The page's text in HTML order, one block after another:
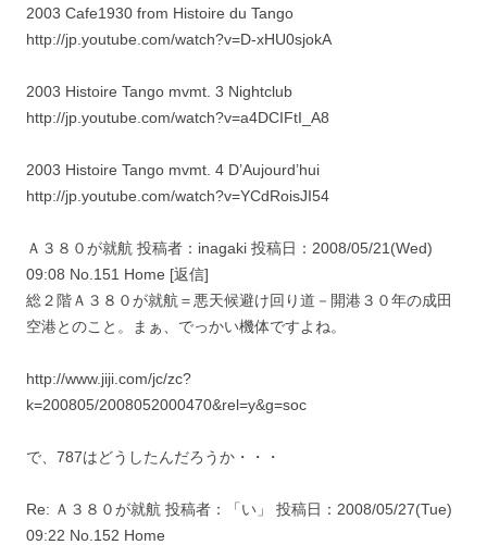
2003 Cafe1930 from Histoire du Tango
http://jp.youtube.com/watch?v=D-xHU0sjokA
2003 Histoire Tango mvmt. 3 Nightclub
http://jp.youtube.com/watch?v=a4DCIFtI_A8
2003 Histoire Tango mvmt. 4 D’Aujourd’hui
http://jp.youtube.com/watch?v=YCdRoisJI54
Ａ３８０が就航 投稿者：inagaki 投稿日：2008/05/21(Wed)
09:08 No.151 Home [返信]
総２階Ａ３８０が就航＝悪天候避け回り道－開港３０年の成田
空港とのこと。まぁ、でっかい機体ですよね。
http://www.jiji.com/jc/zc?
k=200805/2008052000470&rel=y&g=soc
で、787はどうしたんだろうか・・・
Re: Ａ３８０が就航 投稿者：「い」 投稿日：2008/05/27(Tue)
09:22 No.152 Home